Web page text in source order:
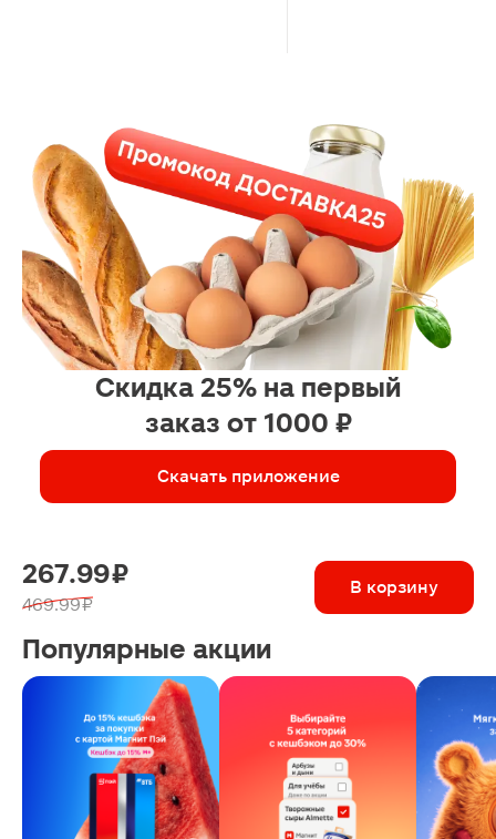
Скидка 25% на первый
заказ от 1000 ₽
Скачать приложение
267.99 ₽
469.99 ₽
В корзину
Популярные акции